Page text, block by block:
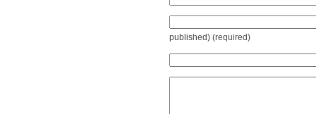
published) (required)